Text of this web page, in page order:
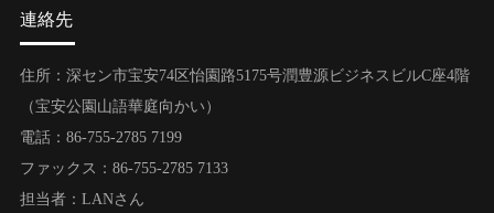
連絡先
住所：深セン市宝安74区怡園路5175号潤豊源ビジネスビルC座4階
（宝安公園山語華庭向かい）
電話：86-755-2785 7199
ファックス：86-755-2785 7133
担当者：LANさん